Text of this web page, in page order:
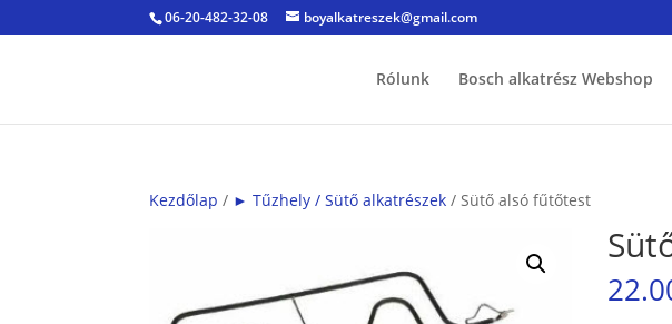
06-20-482-32-08 boyalkatreszek@gmail.com
Rólunk Bosch alkatrész Webshop
Kezdőlap / ► Tűzhely / Sütő alkatrészek / Sütő alsó fűtőtest